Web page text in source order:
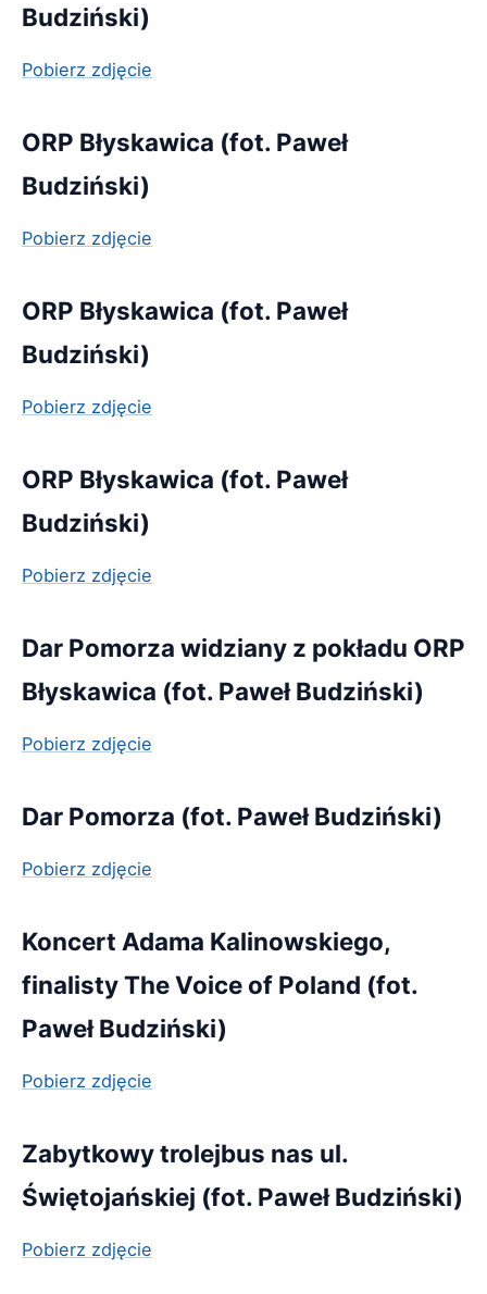
Budziński)
Pobierz zdjęcie
ORP Błyskawica (fot. Paweł
Budziński)
Pobierz zdjęcie
ORP Błyskawica (fot. Paweł
Budziński)
Pobierz zdjęcie
ORP Błyskawica (fot. Paweł
Budziński)
Pobierz zdjęcie
Dar Pomorza widziany z pokładu ORP
Błyskawica (fot. Paweł Budziński)
Pobierz zdjęcie
Dar Pomorza (fot. Paweł Budziński)
Pobierz zdjęcie
Koncert Adama Kalinowskiego,
finalisty The Voice of Poland (fot.
Paweł Budziński)
Pobierz zdjęcie
Zabytkowy trolejbus nas ul.
Świętojańskiej (fot. Paweł Budziński)
Pobierz zdjęcie